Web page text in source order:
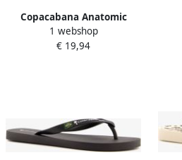
Copacabana Anatomic
Classic II dames
teenslippers roze
1 webshop
€ 19,94